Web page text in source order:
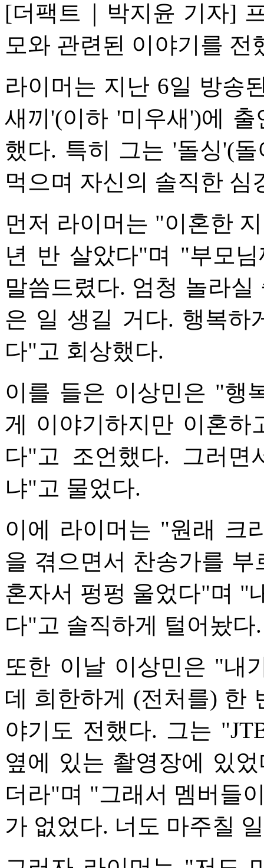
[더팩트｜박지윤 기자]
모와 관련된 이야기를 전
라이머는 지난 6일 방송
새끼'(이하 '미우새')에
했다. 특히 그는 '돌싱'(
먹으며 자신의 솔직한
먼저 라이머는 "이혼한
년 반 살았다"며 "부모
말씀드렸다. 엄청 놀라
은 일 생길 거다. 행복하
다"고 회상했다.
이를 들은 이상민은 "행
게 이야기하지만 이혼하
다"고 조언했다. 그러
냐"고 물었다.
이에 라이머는 "원래 크
을 겪으면서 찬송가를
혼자서 펑펑 울었다"며 "
다"고 솔직하게 털어놨다.
또한 이날 이상민은 "내
데 희한하게 (전처를) 한
야기도 전했다. 그는
옆에 있는 촬영장에 있
더라"며 "그래서 멤버들
가 없었다. 너도 마주칠